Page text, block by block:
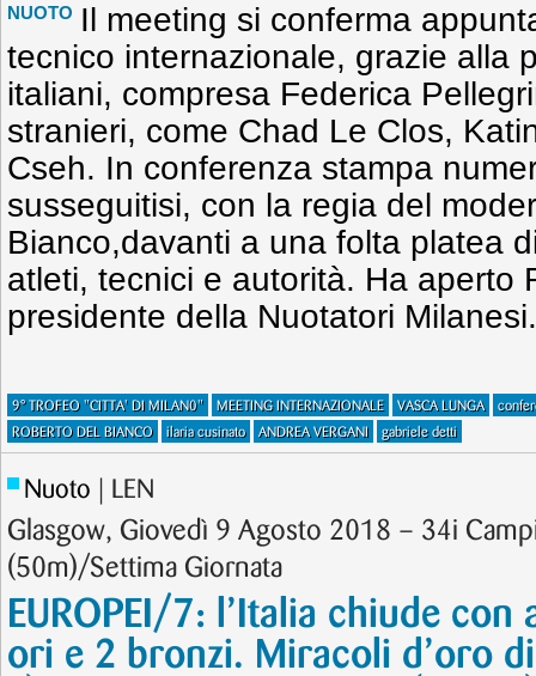
NUOTO Il meeting si conferma
tecnico internazionale, grazie alla
italiani, compresa Federica
stranieri, come Chad Le Clos,
Cseh. In conferenza stampa
susseguitisi, con la regia del
Bianco,davanti a una folta platea
atleti, tecnici e autorità. Ha aperto
presidente della Nuotatori Milanesi.
9° TROFEO "CITTA' DI MILAN0" MEETING INTERNAZIONALE VASCA LUNGA
ROBERTO DEL BIANCO
ilaria cusinato ANDREA VERGANI gabriele detti
Nuoto | LEN
Glasgow, Giovedì 9 Agosto 2018 – 34i
(50m)/Settima Giornata
EUROPEI/7: l’Italia chiude
ori e 2 bronzi. Miracoli d’oro